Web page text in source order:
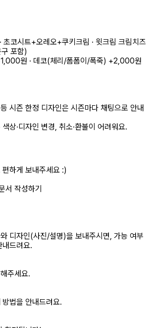
코시트+오레오+쿠키크림 · 윗크림 크림치즈
포함)
원 · 데코(체리/폼폼이/폭죽) +2,000원
시즌 한정 디자인은 시즌마다 채팅으로 안내
상·디자인 변경, 취소·환불이 어려워요.
편하게 보내주세요 :)
서 작성하기
디자인(사진/설명)을 보내주시면, 가능 여부
드려요.
주세요.
법을 안내드려요.